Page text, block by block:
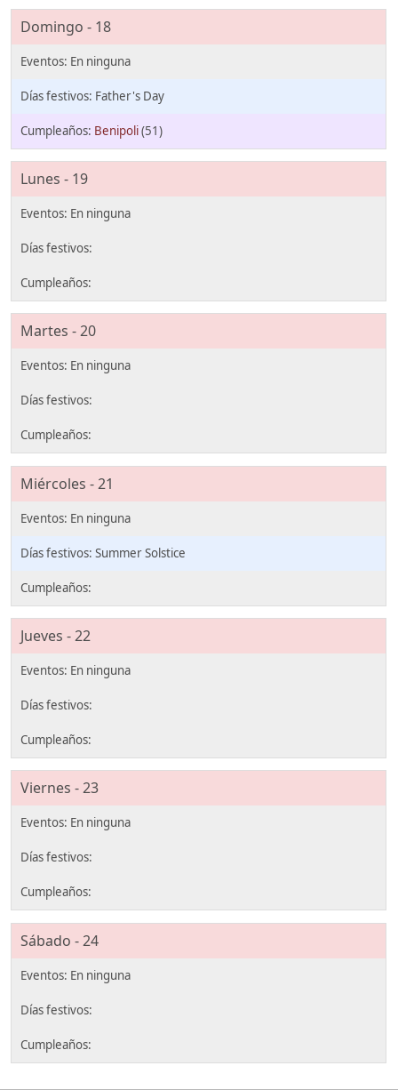
Domingo - 18
Father's Day
Benipoli(51)
Lunes - 19
Martes - 20
Miércoles - 21
Summer Solstice
Jueves - 22
Viernes - 23
Sábado - 24